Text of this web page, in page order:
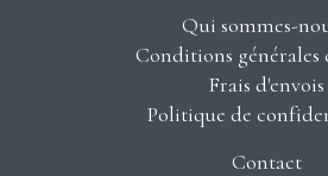
Qui sommes-
Conditions générales
Frais d'envois
Politique de
Contact